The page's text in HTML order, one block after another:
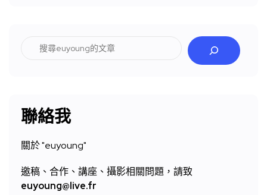
聯絡我
關於 "euyoung"
邀稿、合作、講座、攝影相關問題，請致
euyoung@live.fr